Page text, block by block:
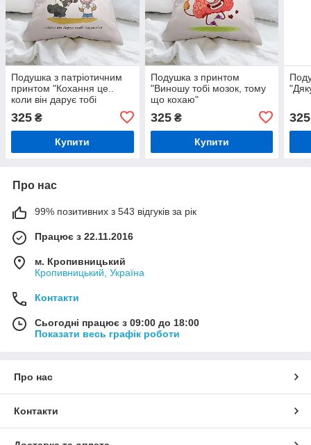
Подушка з патріотичним
принтом "Кохання це..
коли він дарує тобі
325 ₴
Купити
Подушка з принтом
"Виношу тобі мозок, тому
що кохаю"
325₴
Купити
325
Про нас
99% позитивних з 543 відгуків за рік
Працює з 22.11.2016
м. Кропивницький
Кропивницький, Україна
Контакти
Сьогодні працює з 09:00 до 18:00
Показати весь графік роботи
Про нас
Контакти